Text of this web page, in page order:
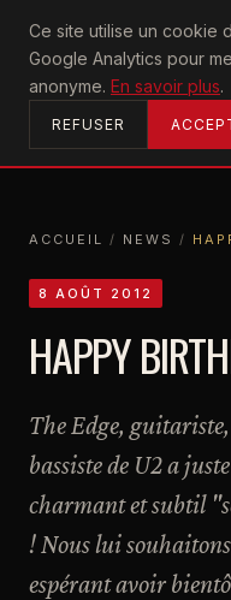
Ce site utilise un cookie
Google Analytics pour
anonyme. En savoir plus.
REFUSER
U2achtung
ACCUEIL
ACCUEIL / NEWS /
8 AOÛT 2012
HAPPY
The Edge,
bassiste de U2 a
charmant et subtil
! Nous lui
espérant avoir